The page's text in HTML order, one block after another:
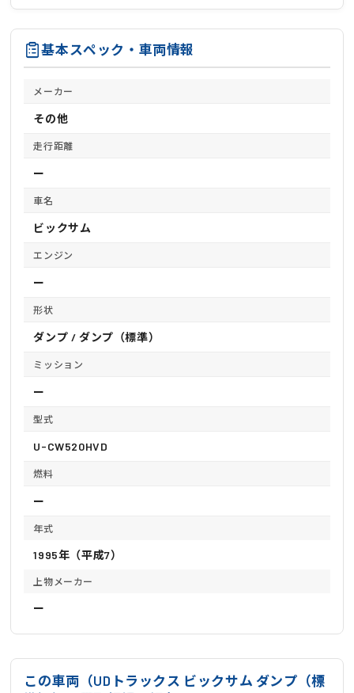
基本スペック・車両情報
メーカー
その他
走行距離
ー
車名
ビックサム
エンジン
ー
形状
ダンプ / ダンプ（標準）
ミッション
ー
型式
U-CW520HVD
燃料
ー
年式
1995年（平成7）
上物メーカー
ー
この車両（UDトラックス ビックサム ダンプ（標